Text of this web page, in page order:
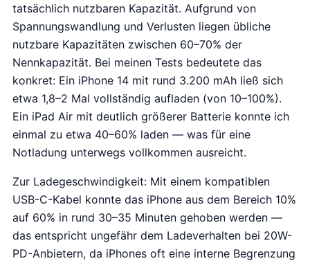
tatsächlich nutzbaren Kapazität. Aufgrund von
Spannungswandlung und Verlusten liegen übliche
nutzbare Kapazitäten zwischen 60–70% der
Nennkapazität. Bei meinen Tests bedeutete das
konkret: Ein iPhone 14 mit rund 3.200 mAh ließ sich
etwa 1,8–2 Mal vollständig aufladen (von 10–100%).
Ein iPad Air mit deutlich größerer Batterie konnte ich
einmal zu etwa 40–60% laden — was für eine
Notladung unterwegs vollkommen ausreicht.
Zur Ladegeschwindigkeit: Mit einem kompatiblen
USB-C-Kabel konnte das iPhone aus dem Bereich 10%
auf 60% in rund 30–35 Minuten gehoben werden —
das entspricht ungefähr dem Ladeverhalten bei 20W-
PD-Anbietern, da iPhones oft eine interne Begrenzung